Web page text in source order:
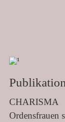
CHARISMA
Ordensfrauen